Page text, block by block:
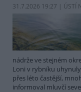
31.7.2026 19:27 | ÚSTÍ
nádrže ve stejném
Loni v rybníku
přes léto častější,
informoval mluvčí